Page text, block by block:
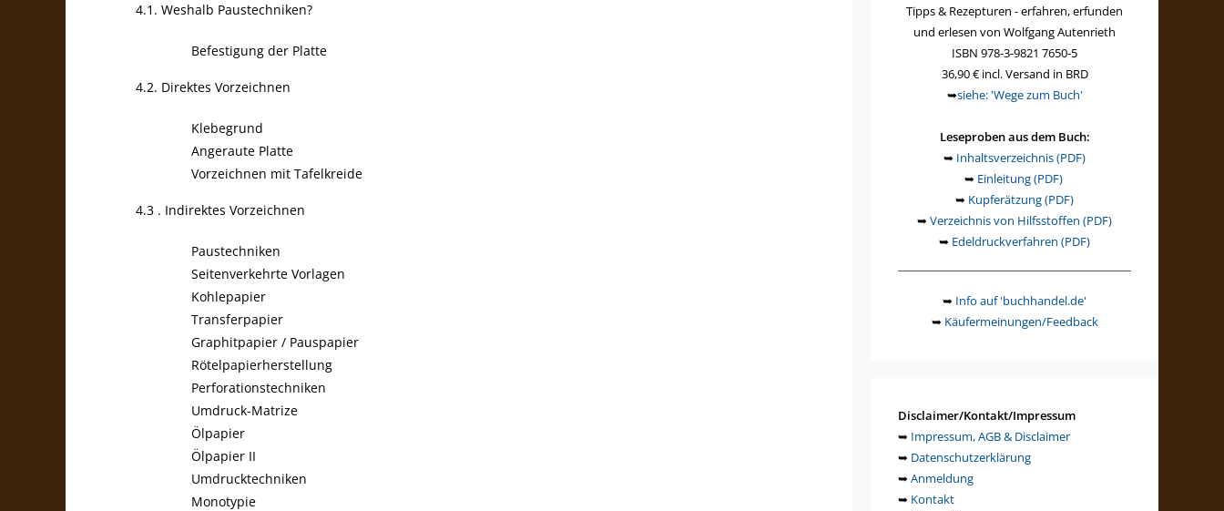
4.1. Weshalb Paustechniken?
Befestigung der Platte
4.2. Direktes Vorzeichnen
Klebegrund
Angeraute Platte
Vorzeichnen mit Tafelkreide
4.3 . Indirektes Vorzeichnen
Paustechniken
Seitenverkehrte Vorlagen
Kohlepapier
Transferpapier
Graphitpapier / Pauspapier
Rötelpapierherstellung
Perforationstechniken
Umdruck-Matrize
Ölpapier
Ölpapier II
Umdrucktechniken
Monotypie
Tipps & Rezepturen - erfahren, erfunden
und erlesen von Wolfgang Autenrieth
ISBN 978-3-9821 7650-5
36,90 € incl. Versand in BRD
➥siehe: 'Wege zum Buch'
Leseproben aus dem Buch:
➥ Inhaltsverzeichnis (PDF)
➥ Einleitung (PDF)
➥ Kupferätzung (PDF)
➥ Verzeichnis von Hilfsstoffen (PDF)
➥ Edeldruckverfahren (PDF)
➥ Info auf 'buchhandel.de'
➥ Käufermeinungen/Feedback
Disclaimer/Kontakt/Impressum
➥ Impressum, AGB & Disclaimer
➥ Datenschutzerklärung
➥ Anmeldung
➥ Kontakt